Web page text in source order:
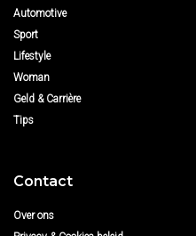
Automotive
Sport
Lifestyle
Woman
Geld & Carrière
Tips
Contact
Over ons